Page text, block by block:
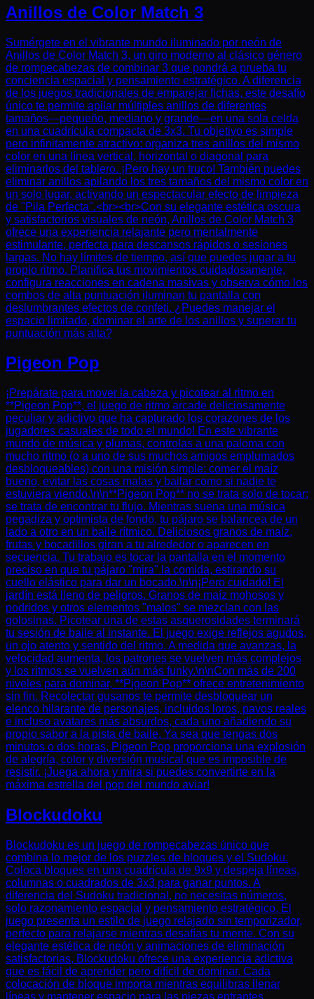
Anillos de Color Match 3
Sumérgete en el vibrante mundo iluminado por neón de
Anillos de Color Match 3, un giro moderno al clásico género
de rompecabezas de combinar 3 que pondrá a prueba tu
conciencia espacial y pensamiento estratégico. A diferencia
de los juegos tradicionales de emparejar fichas, este desafío
único te permite apilar múltiples anillos de diferentes
tamaños—pequeño, mediano y grande—en una sola celda
en una cuadrícula compacta de 3x3. Tu objetivo es simple
pero infinitamente atractivo: organiza tres anillos del mismo
color en una línea vertical, horizontal o diagonal para
eliminarlos del tablero. ¡Pero hay un truco! También puedes
eliminar anillos apilando los tres tamaños del mismo color en
un solo lugar, activando un espectacular efecto de limpieza
de "Pila Perfecta".<br><br>Con su elegante estética oscura
y satisfactorios visuales de neón, Anillos de Color Match 3
ofrece una experiencia relajante pero mentalmente
estimulante, perfecta para descansos rápidos o sesiones
largas. No hay límites de tiempo, así que puedes jugar a tu
propio ritmo. Planifica tus movimientos cuidadosamente,
configura reacciones en cadena masivas y observa cómo los
combos de alta puntuación iluminan tu pantalla con
deslumbrantes efectos de confeti. ¿Puedes manejar el
espacio limitado, dominar el arte de los anillos y superar tu
puntuación más alta?
Pigeon Pop
¡Prepárate para mover la cabeza y picotear al ritmo en
**Pigeon Pop**, el juego de ritmo arcade deliciosamente
peculiar y adictivo que ha capturado los corazones de los
jugadores casuales de todo el mundo! En este vibrante
mundo de música y plumas, controlas a una paloma con
mucho ritmo (o a uno de sus muchos amigos emplumados
desbloqueables) con una misión simple: comer el maíz
bueno, evitar las cosas malas y bailar como si nadie te
estuviera viendo.\n\n**Pigeon Pop** no se trata solo de tocar;
se trata de encontrar tu flujo. Mientras suena una música
pegadiza y optimista de fondo, tu pájaro se balancea de un
lado a otro en un baile rítmico. Deliciosos granos de maíz,
frutas y bocadillos giran a tu alrededor o aparecen en
secuencia. Tu trabajo es tocar la pantalla en el momento
preciso en que tu pájaro "mira" la comida, estirando su
cuello elástico para dar un bocado.\n\n¡Pero cuidado! El
jardín está lleno de peligros. Granos de maíz mohosos y
podridos y otros elementos "malos" se mezclan con las
golosinas. Picotear una de estas asquerosidades terminará
tu sesión de baile al instante. El juego exige reflejos agudos,
un ojo atento y sentido del ritmo. A medida que avanzas, la
velocidad aumenta, los patrones se vuelven más complejos
y los ritmos se vuelven aún más funky.\n\nCon más de 200
niveles para dominar, **Pigeon Pop** ofrece entretenimiento
sin fin. Recolectar gusanos te permite desbloquear un
elenco hilarante de personajes, incluidos loros, pavos reales
e incluso avatares más absurdos, cada uno añadiendo su
propio sabor a la pista de baile. Ya sea que tengas dos
minutos o dos horas, Pigeon Pop proporciona una explosión
de alegría, color y diversión musical que es imposible de
resistir. ¡Juega ahora y mira si puedes convertirte en la
máxima estrella del pop del mundo aviar!
Blockudoku
Blockudoku es un juego de rompecabezas único que
combina lo mejor de los puzzles de bloques y el Sudoku.
Coloca bloques en una cuadrícula de 9x9 y despeja líneas,
columnas o cuadrados de 3x3 para ganar puntos. A
diferencia del Sudoku tradicional, no necesitas números,
solo razonamiento espacial y pensamiento estratégico. El
juego presenta un estilo de juego relajado sin temporizador,
perfecto para relajarse mientras desafías tu mente. Con su
elegante estética de neón y animaciones de eliminación
satisfactorias, Blockudoku ofrece una experiencia adictiva
que es fácil de aprender pero difícil de dominar. Cada
colocación de bloque importa mientras equilibras llenar